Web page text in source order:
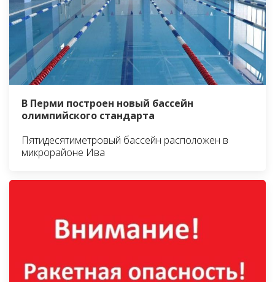
В Перми построен новый бассейн
олимпийского стандарта
Пятидесятиметровый бассейн расположен в
микрорайоне Ива